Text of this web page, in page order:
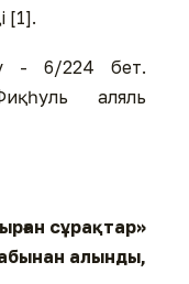
[1].
- 6/224 бет.
аляль
сұрақтар»
алынды,